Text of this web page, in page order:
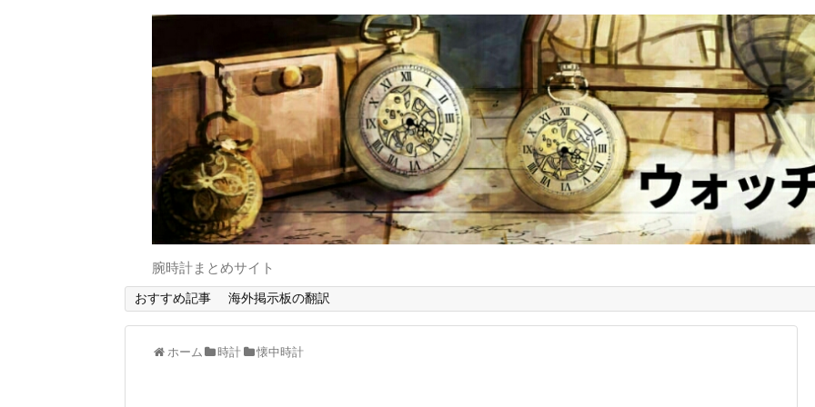
腕時計まとめサイト
おすすめ記事 海外掲示板の翻訳
ホーム 時計 懐中時計